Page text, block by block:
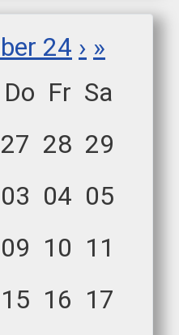
24 › »
Do Fr Sa
27 28 29
03 04 05
09 10 11
15 16 17